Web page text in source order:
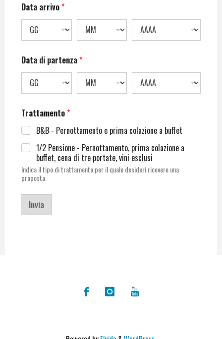
Data arrivo*
Data di partenza*
Trattamento*
B&B - Pernottamento e prima colazione a buffet
1/2 Pensione - Pernottamento, prima colazione a
buffet, cena di tre portate, vini esclusi
Indica il tipo di trattamento per il quale desideri ricevere una
proposta
Invia